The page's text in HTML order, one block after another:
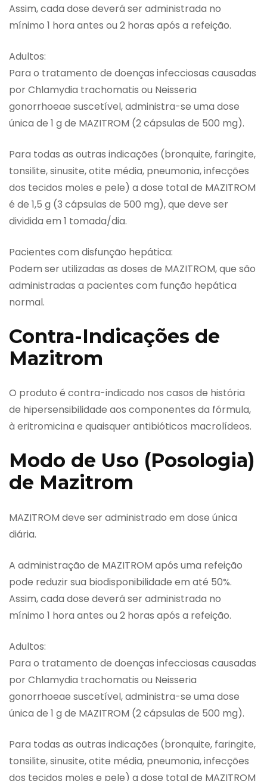
Assim, cada dose deverá ser administrada no
mínimo 1 hora antes ou 2 horas após a refeição.
Adultos:
Para o tratamento de doenças infecciosas causadas
por Chlamydia trachomatis ou Neisseria
gonorrhoeae suscetível, administra-se uma dose
única de 1 g de MAZITROM (2 cápsulas de 500 mg).
Para todas as outras indicações (bronquite, faringite,
tonsilite, sinusite, otite média, pneumonia, infecções
dos tecidos moles e pele) a dose total de MAZITROM
é de 1,5 g (3 cápsulas de 500 mg), que deve ser
dividida em 1 tomada/dia.
Pacientes com disfunção hepática:
Podem ser utilizadas as doses de MAZITROM, que são
administradas a pacientes com função hepática
normal.
Contra-Indicações de
Mazitrom
O produto é contra-indicado nos casos de história
de hipersensibilidade aos componentes da fórmula,
à eritromicina e quaisquer antibióticos macrolídeos.
Modo de Uso (Posologia)
de Mazitrom
MAZITROM deve ser administrado em dose única
diária.
A administração de MAZITROM após uma refeição
pode reduzir sua biodisponibilidade em até 50%.
Assim, cada dose deverá ser administrada no
mínimo 1 hora antes ou 2 horas após a refeição.
Adultos:
Para o tratamento de doenças infecciosas causadas
por Chlamydia trachomatis ou Neisseria
gonorrhoeae suscetível, administra-se uma dose
única de 1 g de MAZITROM (2 cápsulas de 500 mg).
Para todas as outras indicações (bronquite, faringite,
tonsilite, sinusite, otite média, pneumonia, infecções
dos tecidos moles e pele) a dose total de MAZITROM